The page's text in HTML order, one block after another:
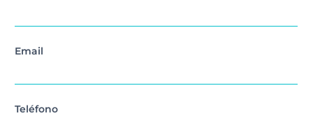
Email
Teléfono